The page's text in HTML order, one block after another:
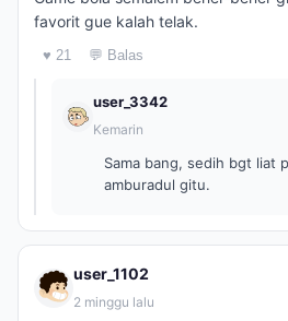
favorit gue kalah telak.
♥ 21 💬 Balas
user_3342
Kemarin
Sama bang, sedih bgt liat
amburadul gitu.
user_1102
2 minggu lalu